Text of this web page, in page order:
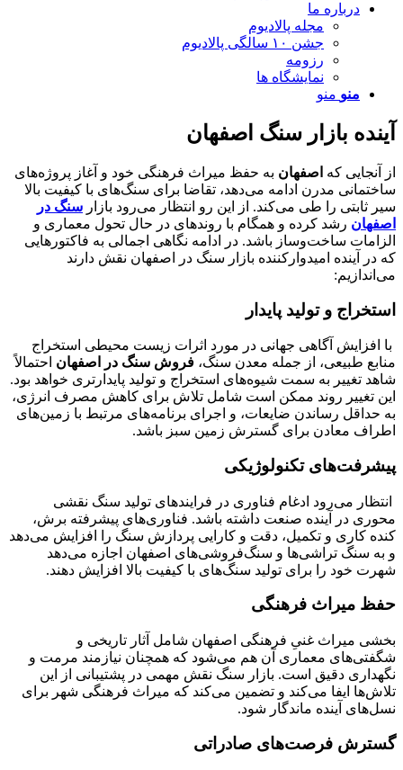
درباره ما
مجله پالادیوم
جشن ۱۰ سالگی پالادیوم
رزومه
نمایشگاه ها
منو منو
آینده بازار سنگ اصفهان
از آنجایی که اصفهان به حفظ میراث فرهنگی خود و آغاز پروژه‌های
ساختمانی مدرن ادامه می‌دهد، تقاضا برای سنگ‌های با کیفیت بالا
سیر ثابتی را طی می‌کند. از این رو انتظار می‌رود بازار سنگ در
اصفهان رشد کرده و همگام با روندهای در حال تحول معماری و
الزامات ساخت‌وساز باشد. در ادامه نگاهی اجمالی به فاکتورهایی
که در آینده امیدوارکننده بازار سنگ در اصفهان نقش دارند
می‌اندازیم:
استخراج و تولید پایدار
با افزایش آگاهی جهانی در مورد اثرات زیست محیطی استخراج
منابع طبیعی، از جمله معدن سنگ، فروش سنگ در اصفهان احتمالاً
شاهد تغییر به سمت شیوه‌های استخراج و تولید پایدارتری خواهد بود.
این تغییر روند ممکن است شامل تلاش برای کاهش مصرف انرژی،
به حداقل رساندن ضایعات، و اجرای برنامه‌های مرتبط با زمین‌های
اطراف معادن برای گسترش زمین سبز باشد.
پیشرفت‌های تکنولوژیکی
انتظار می‌رود ادغام فناوری در فرایندهای تولید سنگ نقشی
محوری در آینده صنعت داشته باشد. فناوری‌های پیشرفته برش،
کنده کاری و تکمیل، دقت و کارایی پردازش سنگ را افزایش می‌دهد
و به سنگ تراشی‌ها و سنگ‌فروشی‌های اصفهان اجازه می‌دهد
شهرت خود را برای تولید سنگ‌های با کیفیت بالا افزایش دهند.
حفظ میراث فرهنگی
بخشی میراث غنیِ فرهنگی اصفهان شامل آثار تاریخی و
شگفتی‌های معماری آن هم می‌شود که همچنان نیازمند مرمت و
نگهداری دقیق است. بازار سنگ نقش مهمی در پشتیبانی از این
تلاش‌ها ایفا می‌کند و تضمین می‌کند که میراث فرهنگی شهر برای
نسل‌های آینده ماندگار شود.
گسترش فرصت‌های صادراتی